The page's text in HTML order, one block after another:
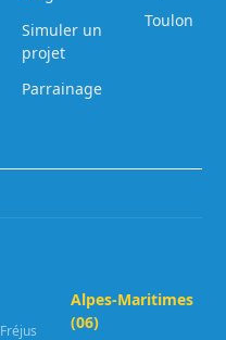
Simuler un
projet
Parrainage
Toulon
Fréjus
Alpes-Maritimes
(06)